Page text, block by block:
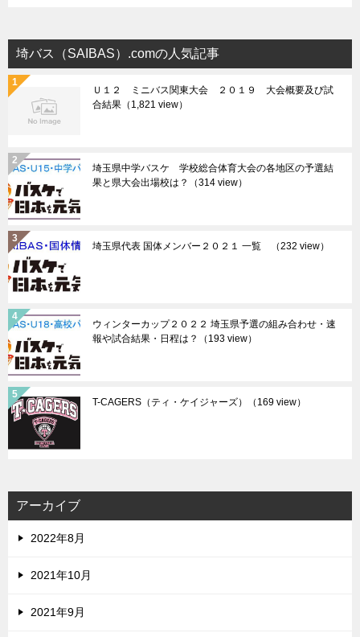
埼バス（SAIBAS）.comの人気記事
Ｕ１２ ミニバス関東大会 ２０１９ 大会概要及び試
合結果 （1,821 view）
埼玉県中学バスケ 学校総合体育大会の各地区の予選結
果と県大会出場校は？
（314 view）
埼玉県代表 国体メンバー２０２１ 一覧 （232 view）
ウィンターカップ２０２２ 埼玉県予選の組み合わせ・速
報や試合結果・日程は？
（193 view）
T-CAGERS（ティ・ケイジャーズ） （169 view）
アーカイブ
2022年8月
2021年10月
2021年9月